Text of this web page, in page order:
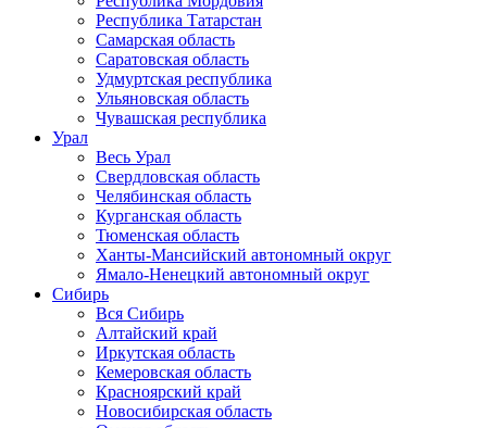
Республика Татарстан
Самарская область
Саратовская область
Удмуртская республика
Ульяновская область
Чувашская республика
Урал
Весь Урал
Свердловская область
Челябинская область
Курганская область
Тюменская область
Ханты-Мансийский автономный округ
Ямало-Ненецкий автономный округ
Сибирь
Вся Сибирь
Алтайский край
Иркутская область
Кемеровская область
Красноярский край
Новосибирская область